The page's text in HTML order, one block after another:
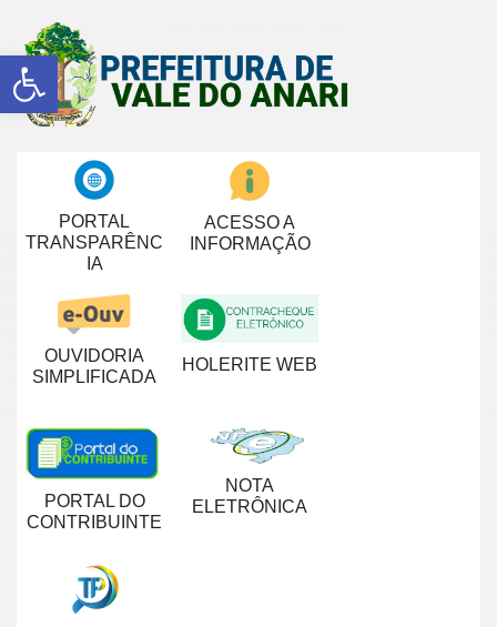
Abrir a barra de ferramentas
PORTAL
TRANSPARÊNC
IA
ACESSO A
INFORMAÇÃO
OUVIDORIA
SIMPLIFICADA
HOLERITE WEB
PORTAL DO
CONTRIBUINTE
NOTA
ELETRÔNICA